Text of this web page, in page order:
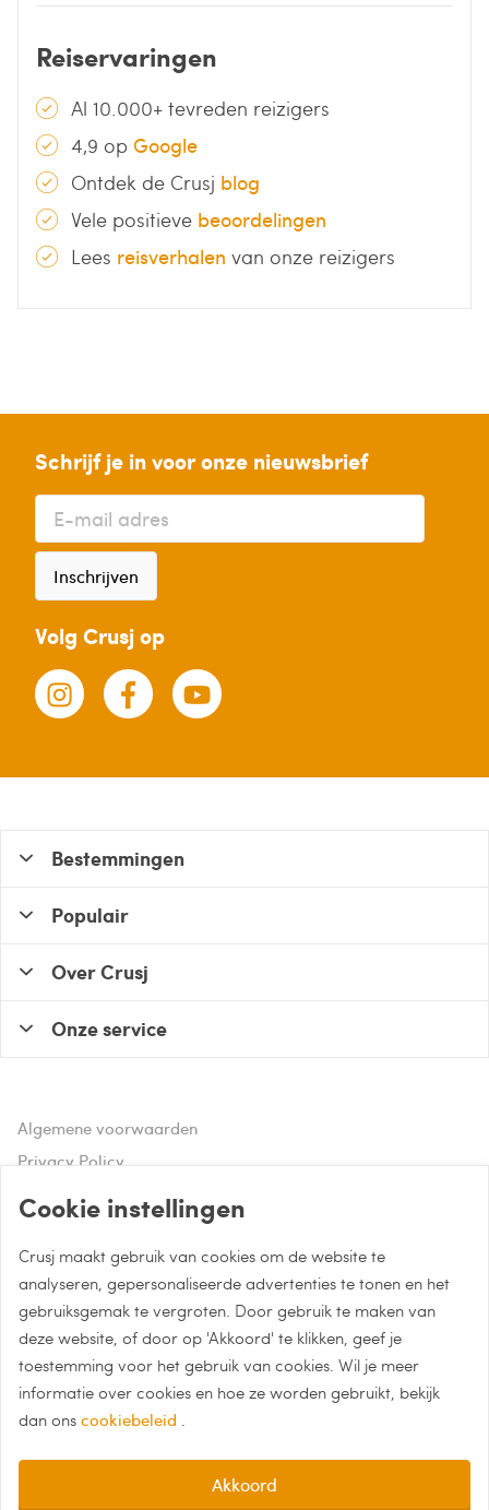
Reiservaringen
Al 10.000+ tevreden reizigers
4,9 op Google
Ontdek de Crusj blog
Vele positieve beoordelingen
Lees reisverhalen van onze reizigers
Schrijf je in voor onze nieuwsbrief
Inschrijven
Volg Crusj op
Hulp of advies nodig?
Bel naar 085 - 0043 015
Whatsapp met Crusj
info@crusj.com
Bestemmingen
Populair
Over Crusj
Onze service
Algemene voorwaarden
Privacy Policy
Cookie instellingen
Crusj maakt gebruik van cookies om de website te
analyseren, gepersonaliseerde advertenties te tonen en het
gebruiksgemak te vergroten. Door gebruik te maken van
deze website, of door op 'Akkoord' te klikken, geef je
toestemming voor het gebruik van cookies. Wil je meer
informatie over cookies en hoe ze worden gebruikt, bekijk
dan ons cookiebeleid .
Akkoord